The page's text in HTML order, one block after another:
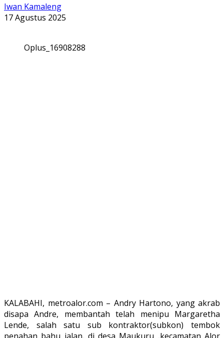
Iwan Kamaleng
17 Agustus 2025
Oplus_16908288
KALABAHI, metroalor.com – Andry Hartono, yang akrab
disapa Andre, membantah telah menipu Margaretha
Lende, salah satu sub kontraktor(subkon) tembok